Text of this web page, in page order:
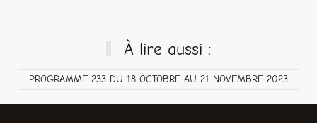
À lire aussi :
PROGRAMME 233 DU 18 OCTOBRE AU 21 NOVEMBRE 2023